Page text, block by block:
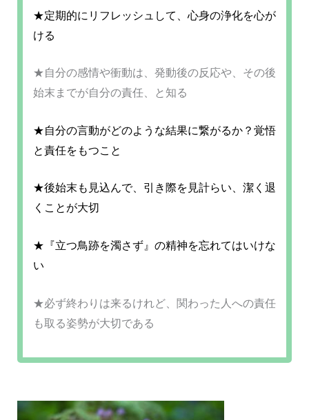
★定期的にリフレッシュして、心身の浄化を心が
ける
★自分の感情や衝動は、発動後の反応や、その後
始末までが自分の責任、と知る
★自分の言動がどのような結果に繋がるか？覚悟
と責任をもつこと
★後始末も見込んで、引き際を見計らい、潔く退
くことが大切
★『立つ鳥跡を濁さず』の精神を忘れてはいけな
い
★必ず終わりは来るけれど、関わった人への責任
も取る姿勢が大切である